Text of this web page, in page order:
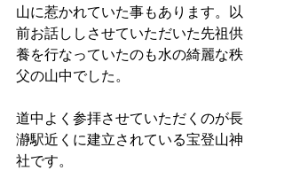
山に惹かれていた事もあります。以
前お話ししさせていただいた先祖供
養を行なっていたのも水の綺麗な秩
父の山中でした。
道中よく参拝させていただくのが長
瀞駅近くに建立されている宝登山神
社です。